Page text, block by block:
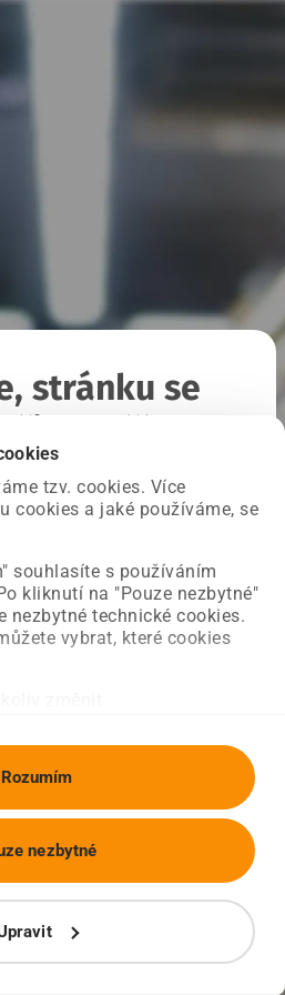
tzv. cookies. Více
cookies a jaké používáme, se
souhlasíte s používáním
kliknutí na "Pouze nezbytné"
nezbytné technické cookies.
vybrat, které cookies
Rozumím
nezbytné
stránku se
straně a už ji opravujeme.
požadovanou stránku.
Úvodní strana